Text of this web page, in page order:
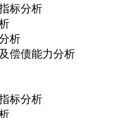
分析
析
债能力分析
分析